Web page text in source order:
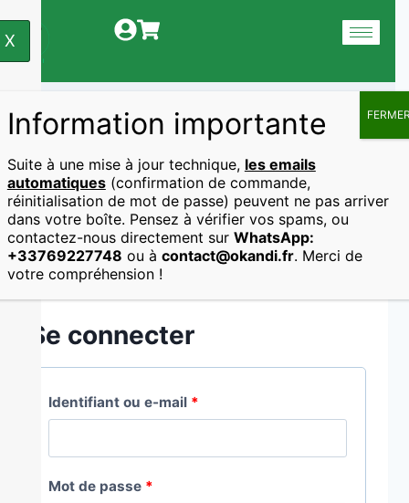
X
Mon compte
Se connecter
Identifiant ou e-mail *
Mot de passe *
Information importante
Suite à une mise à jour technique, les emails
automatiques(confirmation de commande,
réinitialisation de mot de passe) peuvent ne pas arriver
dans votre boîte. Pensez à vérifier vos spams, ou
contactez-nous directement sur WhatsApp:
+33769227748 ou à contact@okandi.fr. Merci de
votre compréhension !